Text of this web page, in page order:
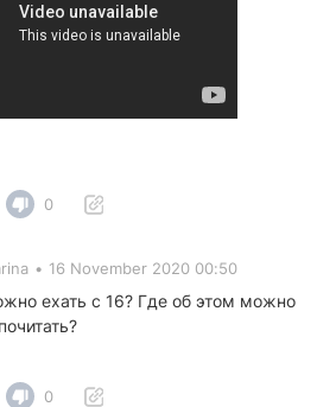
0
• 16 November 2020 00:50
ехать с 16? Где об этом можно
0